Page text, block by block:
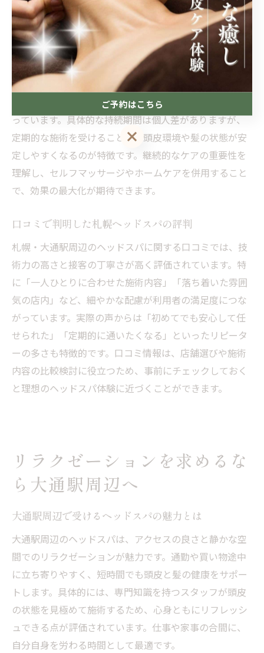
ヘッドスパで実感した心身の変化とその持続
ヘッドスパの効果は、施術直後だけでなく持続的な心身
の変化として現れます。多くの利用者が「睡眠の質が向
上した」「肩や首のコリが和らいだ」と実感しており、
リラクゼーションだけでなく生活の質の向上にもつなが
っています。具体的な持続期間は個人差がありますが、
定期的な施術を受けることで、頭皮環境や髪の状態が安
定しやすくなるのが特徴です。継続的なケアの重要性を
理解し、セルフマッサージやホームケアを併用すること
で、効果の最大化が期待できます。
口コミで判明した札幌ヘッドスパの評判
札幌・大通駅周辺のヘッドスパに関する口コミでは、技
術力の高さと接客の丁寧さが高く評価されています。特
に「一人ひとりに合わせた施術内容」「落ち着いた雰囲
気の店内」など、細やかな配慮が利用者の満足度につな
がっています。実際の声からは「初めてでも安心して任
せられた」「定期的に通いたくなる」といったリピータ
ーの多さも特徴的です。口コミ情報は、店舗選びや施術
内容の比較検討に役立つため、事前にチェックしておく
と理想のヘッドスパ体験に近づくことができます。
リラクゼーションを求めるな
ら大通駅周辺へ
大通駅周辺で受けるヘッドスパの魅力とは
大通駅周辺のヘッドスパは、アクセスの良さと静かな空
間でのリラクゼーションが魅力です。通勤や買い物途中
に立ち寄りやすく、短時間でも頭皮と髪の健康をサポー
トします。具体的には、専門知識を持つスタッフが頭皮
の状態を見極めて施術するため、心身ともにリフレッシ
ュできる点が評価されています。仕事や家事の合間に、
自分自身を労わる時間として最適です。
ご予約はこちら
ご予約はこちら